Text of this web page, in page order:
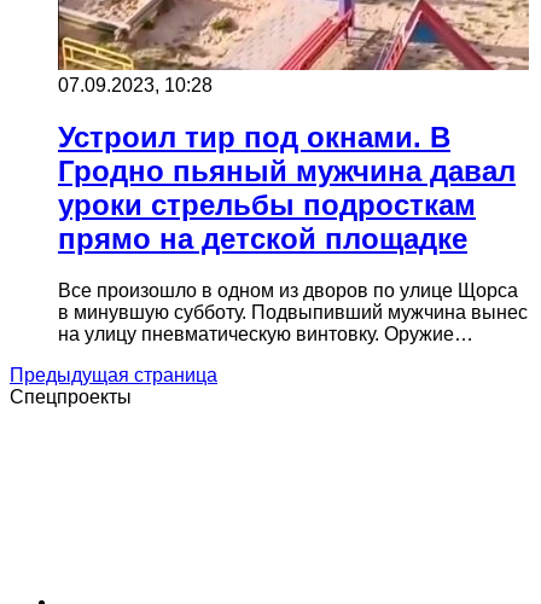
07.09.2023, 10:28
Устроил тир под окнами. В
Гродно пьяный мужчина давал
уроки стрельбы подросткам
прямо на детской площадке
Все произошло в одном из дворов по улице Щорса
в минувшую субботу. Подвыпивший мужчина вынес
на улицу пневматическую винтовку. Оружие…
Предыдущая страница
Спецпроекты